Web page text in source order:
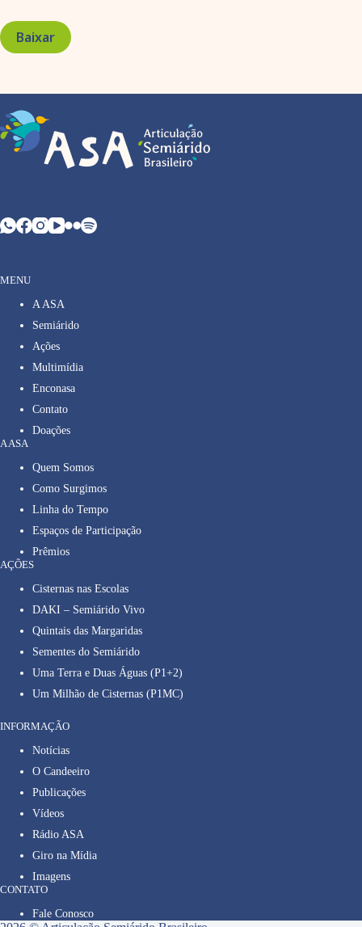
Baixar
MENU
A ASA
Semiárido
Ações
Multimídia
Enconasa
Contato
Doações
A ASA
Quem Somos
Como Surgimos
Linha do Tempo
Espaços de Participação
Prêmios
AÇÕES
Cisternas nas Escolas
DAKI – Semiárido Vivo
Quintais das Margaridas
Sementes do Semiárido
Uma Terra e Duas Águas (P1+2)
Um Milhão de Cisternas (P1MC)
INFORMAÇÃO
Notícias
O Candeeiro
Publicações
Vídeos
Rádio ASA
Giro na Mídia
Imagens
CONTATO
Fale Conosco